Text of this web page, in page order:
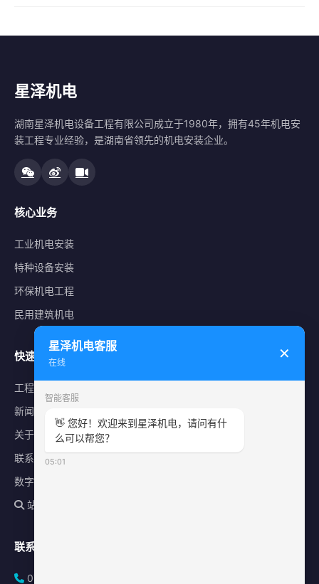
星泽机电
湖南星泽机电设备工程有限公司成立于1980年，拥有45年机电安
装工程专业经验，是湖南省领先的机电安装企业。
核心业务
工业机电安装
特种设备安装
环保机电工程
民用建筑机电
快速导航
工程案例
新闻中心
关于星泽
联系我们
数字化平台
站内搜索
联系方式
0731-84010225
星泽机电客服
在线
✕
智能客服
👋 您好！欢迎来到星泽机电，请问有什
么可以帮您？
05:01